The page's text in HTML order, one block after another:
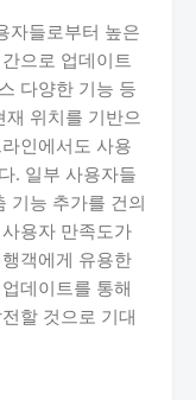
자들로부터 높은
으로 업데이트
다양한 기능 등
위치를 기반으
인에서도 사용
. 일부 사용자들
기능 추가를 건의
용자 만족도가
객에게 유용한
데이트를 통해
할 것으로 기대